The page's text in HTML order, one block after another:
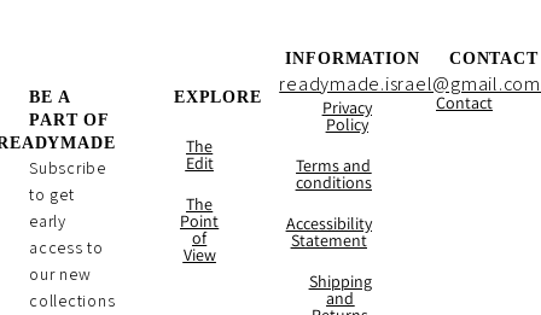
CONTACT
readymade.israel@gmail.com
Contact
INFORMATION
Privacy
Policy
Terms and
conditions
Accessibility
Statement
Shipping
and
EXPLORE
The
Edit
The
Point
of
View
BE A
PART OF
Subscribe
to get
early
access to
our new
collections